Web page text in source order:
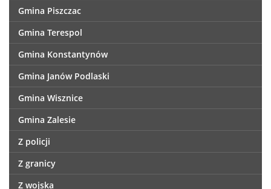
Gmina Piszczac
Gmina Terespol
Gmina Konstantynów
Gmina Janów Podlaski
Gmina Wisznice
Gmina Zalesie
Z policji
Z granicy
Z wojska